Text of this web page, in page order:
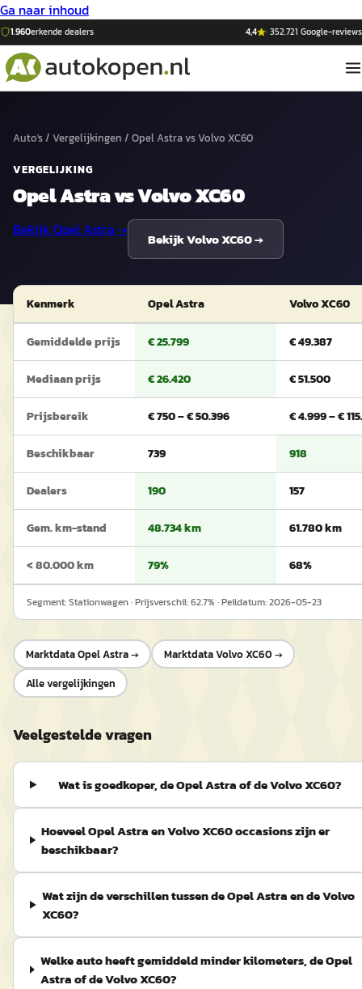
Ga naar inhoud
1.960erkende dealers 4,4 ·352.721 Google-reviews
Auto's/ Vergelijkingen / Opel AstravsVolvo XC60
VERGELIJKING
Opel AstravsVolvo XC60
Bekijk Opel Astra →
BekijkVolvo XC60→
Kenmerk Opel Astra Volvo XC60
Gemiddelde prijs € 25.799 € 49.387
Mediaan prijs € 26.420 € 51.500
Prijsbereik € 750 – € 50.396 € 4.999 – €
Beschikbaar 739 918
Dealers 190 157
Gem. km-stand 48.734 km 61.780 km
< 80.000 km 79% 68%
Segment:Stationwagen· Prijsverschil:62.7% · Peildatum:2026-05-23
MarktdataOpel Astra→ MarktdataVolvo XC60 →
Alle vergelijkingen
Veelgestelde vragen
Wat is goedkoper, de Opel Astra of de Volvo XC60?
Hoeveel Opel Astra en Volvo XC60 occasions zijn er
beschikbaar?
Wat zijn de verschillen tussen de Opel Astra en de Volvo
XC60?
Welke auto heeft gemiddeld minder kilometers, de Opel
Astra of de Volvo XC60?